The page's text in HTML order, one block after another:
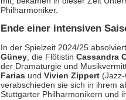
Philharmoniker.
Ende einer intensiven
In der Spielzeit 2024/25
Güney, die Flötistin Cassandra
der Dramaturgie und
Farias und Vivien Zippert(Jazz-
verabschieden sie sich in ihrem
Stuttgarter Philharmonikern und